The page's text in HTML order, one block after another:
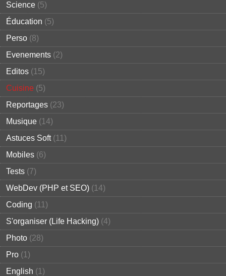
Science (5)
Éducation (5)
Perso (8)
Evenements (2)
Editos (15)
Cuisine (5)
Reportages (23)
Musique (14)
Astuces Soft(11)
Mobiles (6)
Tests (7)
WebDev (PHP et SEO) (14)
Coding (11)
S'organiser (Life Hacking) (4)
Photo (28)
Pro (1)
English (1)